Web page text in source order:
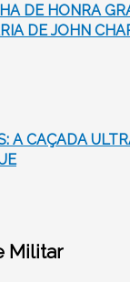
DE HONRA
DE JOHN
A CAÇADA
Militar